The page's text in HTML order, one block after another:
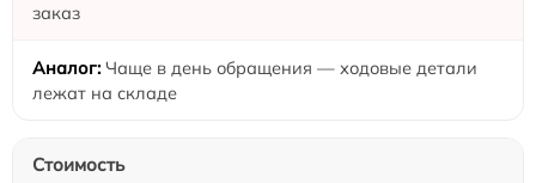
заказ
Чаще в день обращения — ходовые детали
лежат на складе
Стоимость